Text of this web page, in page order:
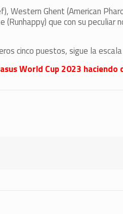
Western Ghent (American
(Runhappy) que con su
cinco puestos, sigue la
World Cup 2023 haciendo